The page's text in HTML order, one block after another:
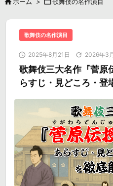
 
歌舞伎の名作演目
 2025年8月21日  2026年3
歌舞伎三大名作『菅原
らすじ・見どころ・登